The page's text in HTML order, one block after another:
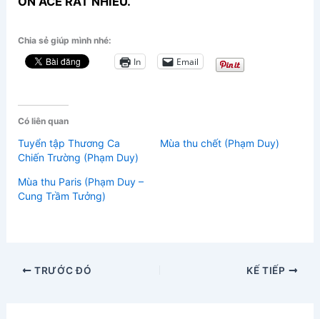
Chia sẻ giúp mình nhé:
In Email
Có liên quan
Tuyển tập Thương Ca
Chiến Trường (Phạm Duy)
Mùa thu chết (Phạm Duy)
Mùa thu Paris (Phạm Duy –
Cung Trầm Tưởng)
TRƯỚC ĐÓ KẾ TIẾP